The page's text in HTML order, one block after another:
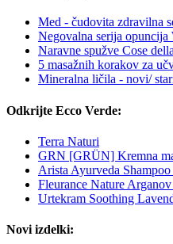
Med - čudovita zdravilna
Negovalna serija opuncija
Naravne spužve Cose
5 masažnih korakov za
Mineralna ličila - novi/
Odkrijte Ecco Verde:
Terra Naturi
GRN [GRÜN] Kremna
Arista Ayurveda
Fleurance Nature Arganov
Urtekram Soothing
Novi izdelki: